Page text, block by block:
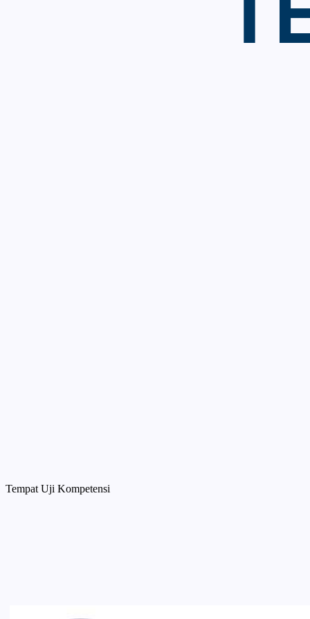
Tempat Uji Kompetensi